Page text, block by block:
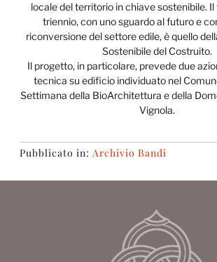
locale del territorio in chiave sostenibile.
triennio, con uno sguardo al futuro e
riconversione del settore edile, è quello
Sostenibile del Costruito.
Il progetto, in particolare, prevede due
tecnica su edificio individuato nel
Settimana della BioArchitettura e della
Vignola.
Pubblicato in: Archivio Bandi